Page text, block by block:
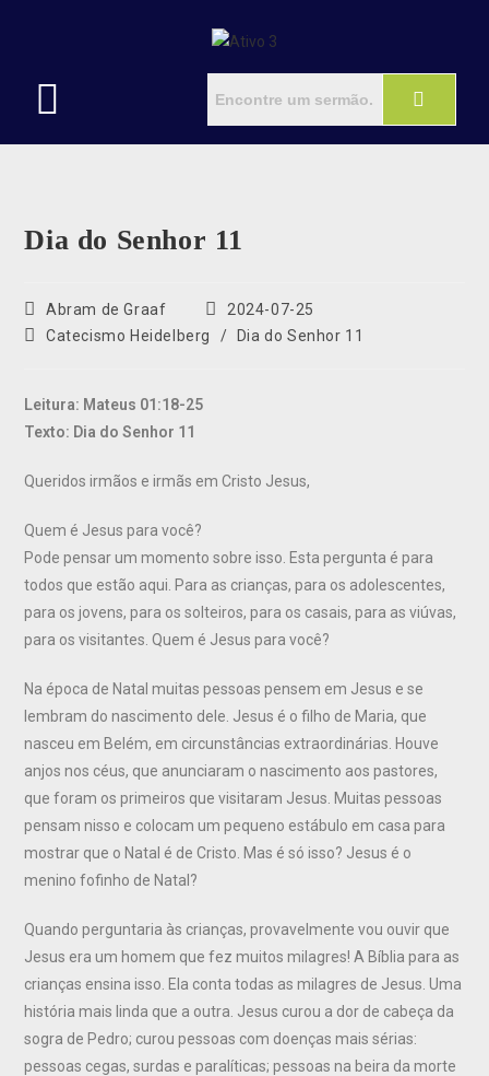
Dia do Senhor 11
Abram de Graaf
2024-07-25
Catecismo Heidelberg
/ Dia do Senhor 11
Leitura: Mateus 01:18-25
Texto: Dia do Senhor 11
Queridos irmãos e irmãs em Cristo Jesus,
Quem é Jesus para você?
Pode pensar um momento sobre isso. Esta pergunta é para
todos que estão aqui. Para as crianças, para os adolescentes,
para os jovens, para os solteiros, para os casais, para as viúvas,
para os visitantes. Quem é Jesus para você?
Na época de Natal muitas pessoas pensem em Jesus e se
lembram do nascimento dele. Jesus é o filho de Maria, que
nasceu em Belém, em circunstâncias extraordinárias. Houve
anjos nos céus, que anunciaram o nascimento aos pastores,
que foram os primeiros que visitaram Jesus. Muitas pessoas
pensam nisso e colocam um pequeno estábulo em casa para
mostrar que o Natal é de Cristo. Mas é só isso? Jesus é o
menino fofinho de Natal?
Quando perguntaria às crianças, provavelmente vou ouvir que
Jesus era um homem que fez muitos milagres! A Bíblia para as
crianças ensina isso. Ela conta todas as milagres de Jesus. Uma
história mais linda que a outra. Jesus curou a dor de cabeça da
sogra de Pedro; curou pessoas com doenças mais sérias:
pessoas cegas, surdas e paralíticas; pessoas na beira da morte